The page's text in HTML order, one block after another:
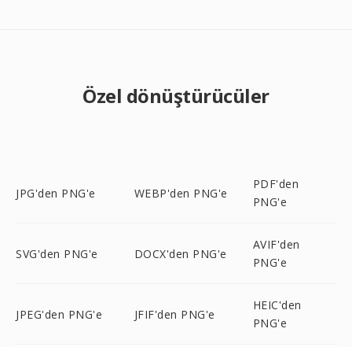
Özel dönüştürücüler
JPG'den PNG'e WEBP'den PNG'e
PDF'den
PNG'e
SVG'den PNG'e DOCX'den PNG'e
AVIF'den
PNG'e
JPEG'den PNG'e JFIF'den PNG'e
HEIC'den
PNG'e